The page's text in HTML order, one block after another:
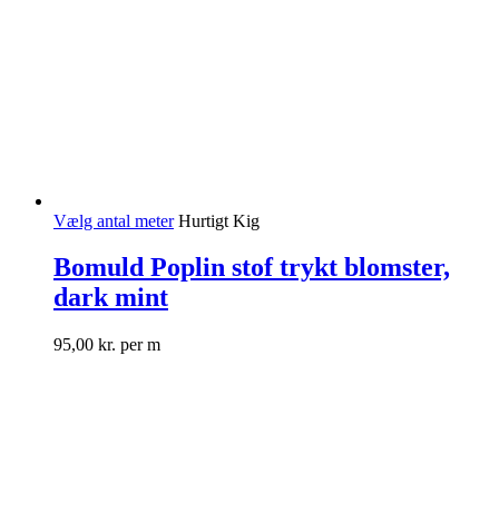
Vælg antal meter Hurtigt Kig
Bomuld Poplin stof trykt blomster,
dark mint
95,00 kr. per m